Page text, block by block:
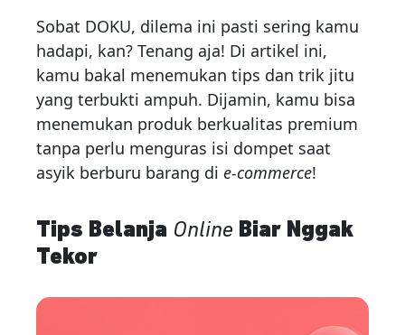
Sobat DOKU, dilema ini pasti sering kamu
hadapi, kan? Tenang aja! Di artikel ini,
kamu bakal menemukan tips dan trik jitu
yang terbukti ampuh. Dijamin, kamu bisa
menemukan produk berkualitas premium
tanpa perlu menguras isi dompet saat
asyik berburu barang di e-commerce!
Tips Belanja Online Biar Nggak
Tekor